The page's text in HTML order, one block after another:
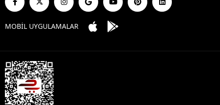
MOBİL UYGULAMALAR